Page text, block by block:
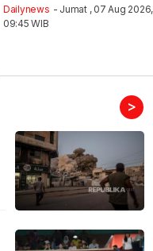
Dailynews - Jumat , 07 Aug 2026,
09:45 WIB
>